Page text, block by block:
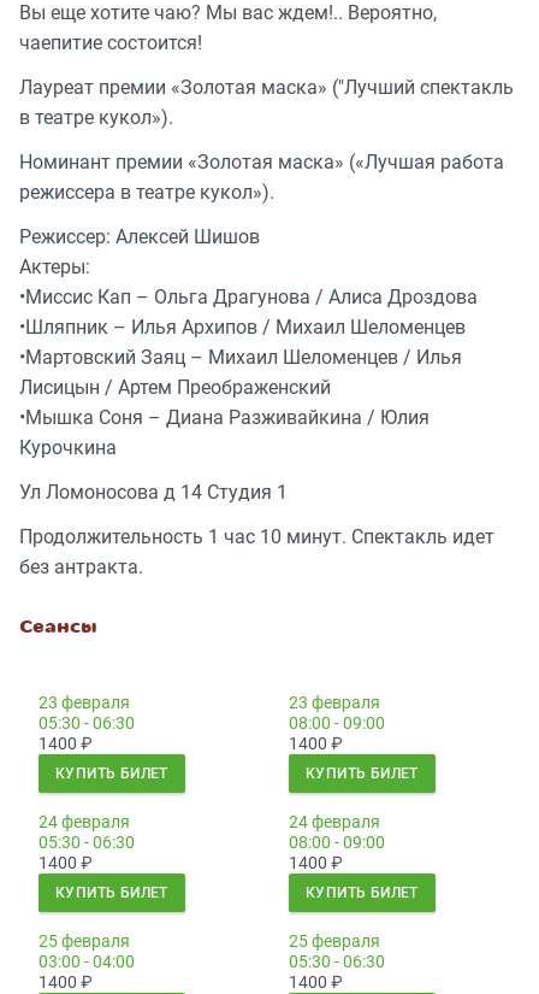
Вы еще хотите чаю? Мы вас ждем!.. Вероятно,
чаепитие состоится!
Лауреат премии «Золотая маска» ("Лучший спектакль
в театре кукол»).
Номинант премии «Золотая маска» («Лучшая работа
режиссера в театре кукол»).
Режиссер: Алексей Шишов
Актеры:
•Миссис Кап – Ольга Драгунова / Алиса Дроздова
•Шляпник – Илья Архипов / Михаил Шеломенцев
•Мартовский Заяц – Михаил Шеломенцев / Илья
Лисицын / Артем Преображенский
•Мышка Соня – Диана Разживайкина / Юлия
Курочкина
Ул Ломоносова д 14 Студия 1
Продолжительность 1 час 10 минут. Спектакль идет
без антракта.
Сеансы
23 февраля
05:30 - 06:30
1400 ₽
КУПИТЬ БИЛЕТ
23 февраля
08:00 - 09:00
1400 ₽
КУПИТЬ БИЛЕТ
24 февраля
05:30 - 06:30
1400 ₽
КУПИТЬ БИЛЕТ
24 февраля
08:00 - 09:00
1400 ₽
КУПИТЬ БИЛЕТ
25 февраля
03:00 - 04:00
1400 ₽
25 февраля
05:30 - 06:30
1400 ₽